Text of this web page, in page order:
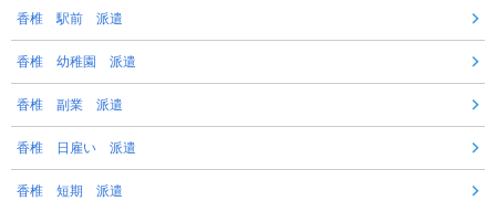
香椎 駅前 派遣
香椎 幼稚園 派遣
香椎 副業 派遣
香椎 日雇い 派遣
香椎 短期 派遣